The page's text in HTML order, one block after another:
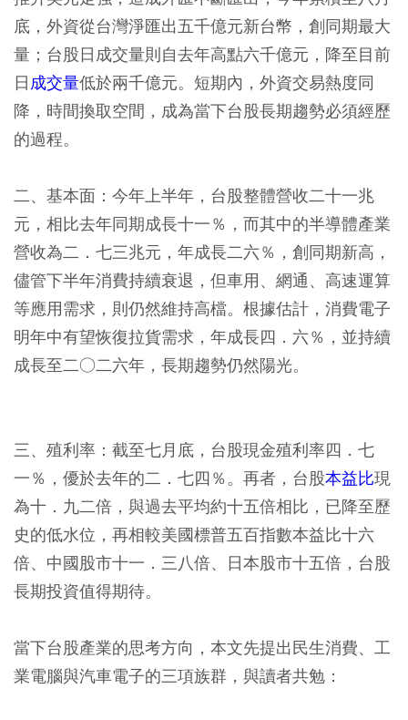
底，外資從台灣淨匯出五千億元新台幣，創同期最大
量；台股日成交量則自去年高點六千億元，降至目前
日成交量低於兩千億元。短期內，外資交易熱度同
降，時間換取空間，成為當下台股長期趨勢必須經歷
的過程。
二、基本面：今年上半年，台股整體營收二十一兆
元，相比去年同期成長十一％，而其中的半導體產業
營收為二．七三兆元，年成長二六％，創同期新高，
儘管下半年消費持續衰退，但車用、網通、高速運算
等應用需求，則仍然維持高檔。根據估計，消費電子
明年中有望恢復拉貨需求，年成長四．六％，並持續
成長至二○二六年，長期趨勢仍然陽光。
三、殖利率：截至七月底，台股現金殖利率四．七
一％，優於去年的二．七四％。再者，台股本益比現
為十．九二倍，與過去平均約十五倍相比，已降至歷
史的低水位，再相較美國標普五百指數本益比十六
倍、中國股市十一．三八倍、日本股市十五倍，台股
長期投資值得期待。
當下台股產業的思考方向，本文先提出民生消費、工
業電腦與汽車電子的三項族群，與讀者共勉：